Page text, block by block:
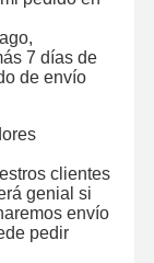
7 días de
de envío
clientes
genial si
envío
pedir